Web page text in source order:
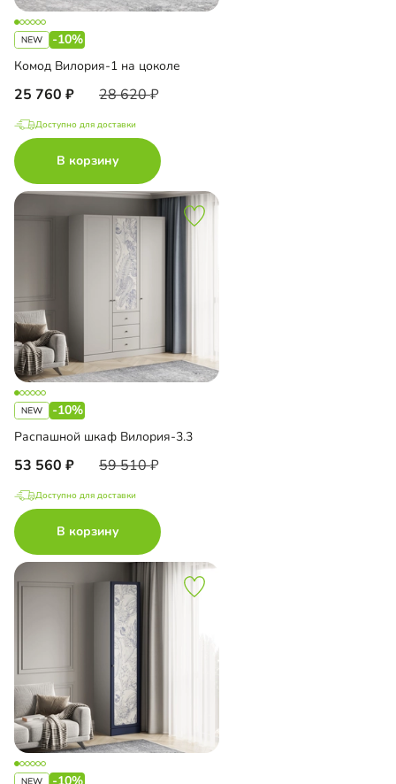
-10%
Комод Вилория-1 на цоколе
25 760 28 620
Доступно для доставки
В корзину
-10%
Распашной шкаф Вилория-3.3
53 560 59 510
Доступно для доставки
В корзину